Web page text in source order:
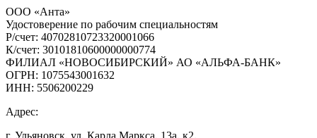
ООО «Анта»
Удостоверение по рабочим специальностям
Р/счет: 40702810723320001066
К/счет: 30101810600000000774
ФИЛИАЛ «НОВОСИБИРСКИЙ» АО «АЛЬФА-БАНК»
ОГРН: 1075543001632
ИНН: 5506200229
Адрес:
г. Ульяновск, ул. Карла Маркса, 13а, к2.